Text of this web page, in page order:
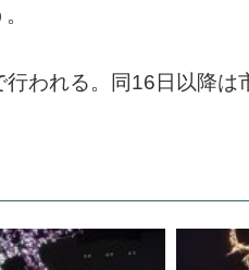
われる。同16日以降は